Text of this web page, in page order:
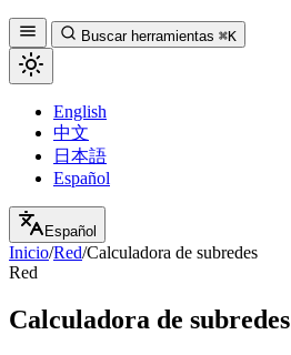
Buscar herramientas ⌘K
English
中文
日本語
Español
Español
Inicio/Red/Calculadora de subredes
Red
Calculadora de subredes